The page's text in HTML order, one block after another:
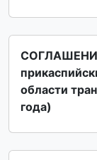
области
года)